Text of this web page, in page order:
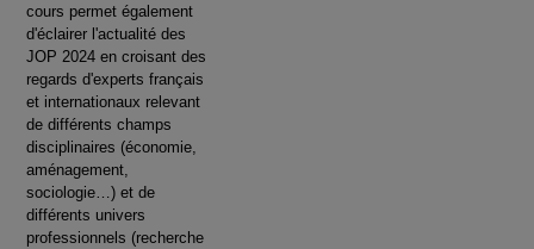
cours permet également
d'éclairer l'actualité des
JOP 2024 en croisant des
regards d'experts français
et internationaux relevant
de différents champs
disciplinaires (économie,
aménagement,
sociologie…) et de
différents univers
professionnels (recherche